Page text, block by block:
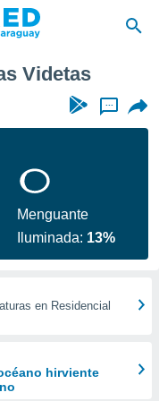
Videtas
...
Menguante
Iluminada: 13%
en Residencial
hirviente